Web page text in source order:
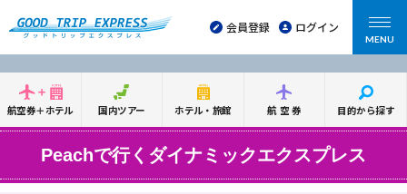
会員登録 ログイン
MENU
航空券＋ホテル 国内ツアー ホテル・旅館 航空券 目的から探す
Peachで行くダイナミックエクスプレス